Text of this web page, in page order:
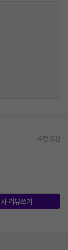
수정 요청
리뷰쓰기